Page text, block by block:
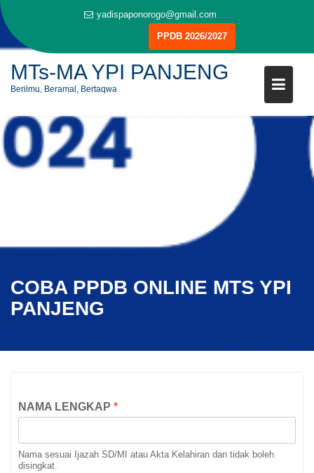
Skip
to
content
yadispaponorogo@gmail.com
PPDB 2026/2027
MTs-MA YPI PANJENG
Berilmu, Beramal, Bertaqwa
COBA PPDB ONLINE MTS YPI
PANJENG
NAMA LENGKAP *
Nama sesuai Ijazah SD/MI atau Akta Kelahiran dan tidak boleh
disingkat.